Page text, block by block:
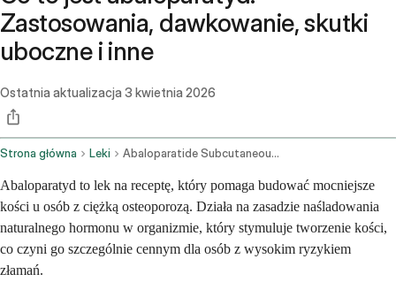
Zastosowania, dawkowanie, skutki
uboczne i inne
Ostatnia aktualizacja 3 kwietnia 2026
Strona główna Leki Abaloparatide Subcutaneous Route
Abaloparatyd to lek na receptę, który pomaga budować mocniejsze
kości u osób z ciężką osteoporozą. Działa na zasadzie naśladowania
naturalnego hormonu w organizmie, który stymuluje tworzenie kości,
co czyni go szczególnie cennym dla osób z wysokim ryzykiem
złamań.